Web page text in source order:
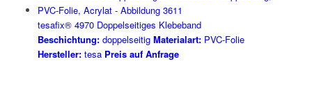
tesafix® 4970 Doppelseitiges Klebeband
Beschichtung:doppelseitig Materialart:PVC-Folie
Hersteller:tesa Preis auf Anfrage